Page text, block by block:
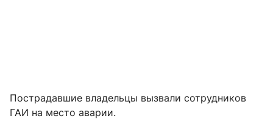
Пострадавшие владельцы вызвали сотрудников
ГАИ на место аварии.